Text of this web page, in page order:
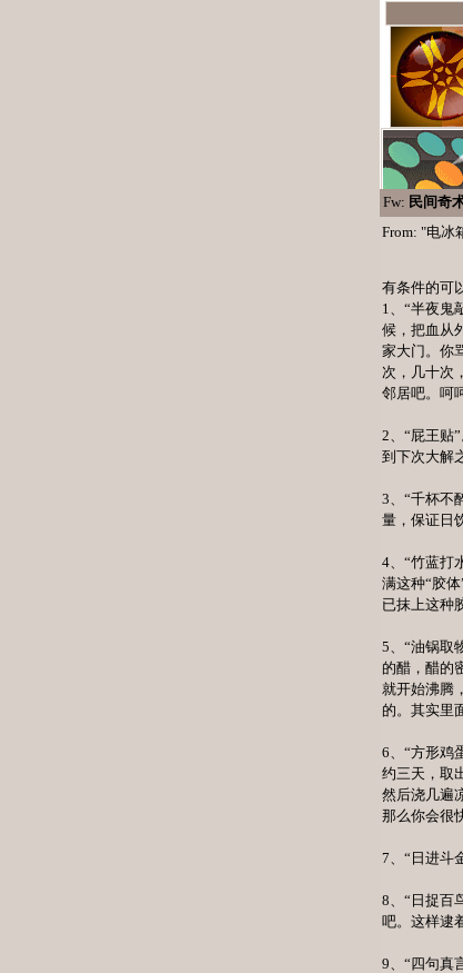
Fw: 民间奇
From: "电冰
有条件的可
1、“半夜鬼
候，把血从
家大门。你
次，几十次
邻居吧。呵
2、“屁王贴
到下次大解
3、“千杯不
量，保证日
4、“竹蓝打
满这种“胶
已抹上这种
5、“油锅取
的醋，醋的
就开始沸腾
的。其实里
6、“方形鸡
约三天，取
然后浇几遍
那么你会很
7、“日进斗
8、“日捉百
吧。这样逮
9、“四句真